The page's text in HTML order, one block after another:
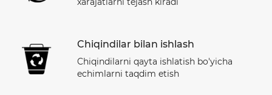
Chiqindilar bilan ishlash
Chiqindilarni qayta ishlatish bo'yicha
echimlarni taqdim etish